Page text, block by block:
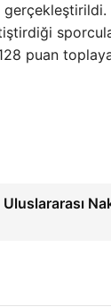
gerçekleştirildi.
puan
Uluslararası